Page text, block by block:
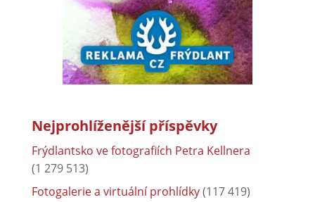
Nejprohlíženější příspěvky
Frýdlantsko ve fotografiích Petra Kellnera
(1 279 513)
Fotogalerie a virtuální prohlídky(117 419)